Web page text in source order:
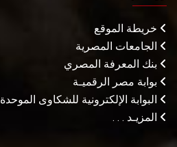
خريطة الموقع
الجامعات المصرية
بنك المعرفة المصري
بوابة مصر الرقميـة
البوابة الإلكترونية للشكاوى الموحدة
المزيـد . . .